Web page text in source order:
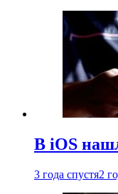
В iOS
3 года спустя2